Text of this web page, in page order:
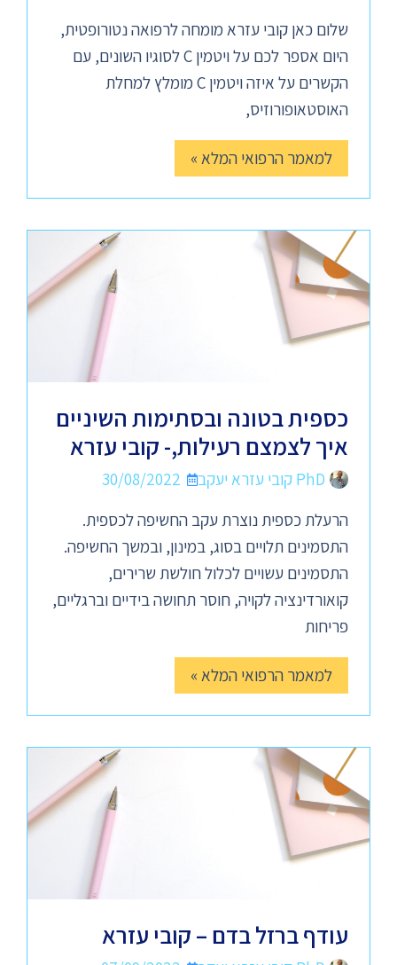
שלום כאן קובי עזרא מומחה לרפואה נטורופטית,
היום אספר לכם על ויטמין C לסוגיו השונים, עם
הקשרים על איזה ויטמין C מומלץ למחלת
האוסטאופורוזיס,
למאמר הרפואי המלא »
כספית בטונה ובסתימות השיניים
איך לצמצם רעילות,- קובי עזרא
PhD קובי עזרא יעקב
30/08/2022
הרעלת כספית נוצרת עקב החשיפה לכספית.
התסמינים תלויים בסוג, במינון, ובמשך החשיפה.
התסמינים עשויים לכלול חולשת שרירים,
קואורדינציה לקויה, חוסר תחושה בידיים וברגליים,
פריחות
למאמר הרפואי המלא »
עודף ברזל בדם – קובי עזרא